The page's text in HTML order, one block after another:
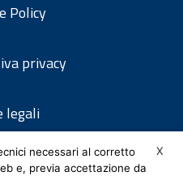
Policy
privacy
legali
Policy
X
necessari al corretto
e, previa accettazione da